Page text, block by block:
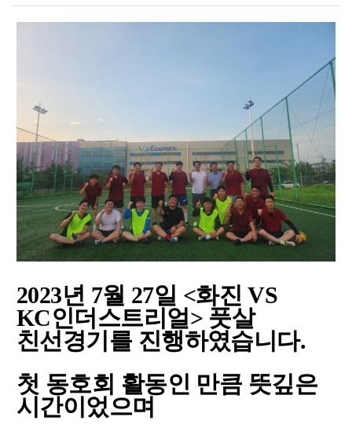
2023년 7월 27일 <화진 VS
KC인더스트리얼> 풋살
친선경기를 진행하였습니다.
첫 동호회 활동인 만큼 뜻깊은
시간이었으며